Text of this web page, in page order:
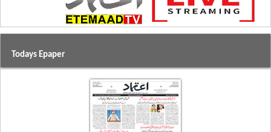
Todays Epaper